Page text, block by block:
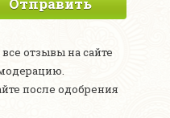
Отправить
отзывы на сайте
после одобрения